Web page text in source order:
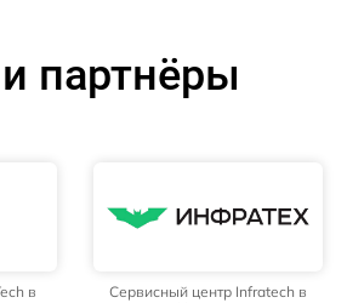
партнёры
в
Сервисный центр Infratech в